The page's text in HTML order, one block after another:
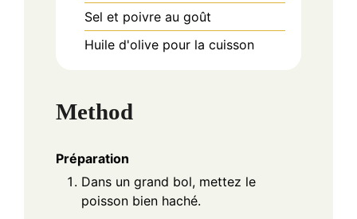
Sel et poivre au goût
Huile d'olive pour la cuisson
Method
Préparation
Dans un grand bol, mettez le
poisson bien haché.